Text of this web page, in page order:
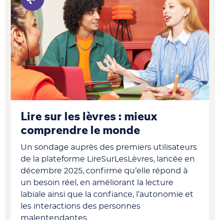
Lire sur les lèvres : mieux
comprendre le monde
Un sondage auprès des premiers utilisateurs
de la plateforme LireSurLesLèvres, lancée en
décembre 2025, confirme qu’elle répond à
un besoin réel, en améliorant la lecture
labiale ainsi que la confiance, l’autonomie et
les interactions des personnes
malentendantes.